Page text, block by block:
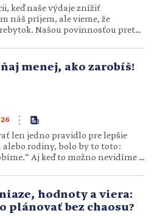
keď naše výdaje znížiť
náš príjem, ale vieme, že
Našou povinnosťou preto
alebo až nutnosť nájsť
formou ďalšej práce…
menej, ako zarobíš!
len jedno pravidlo pre lepšie
rodiny, bolo by to toto:
Aj keď to možno nevidíme –
im peniaze nevystačujú
nákupy bežných…
hodnoty a viera:
plánovať bez chaosu?